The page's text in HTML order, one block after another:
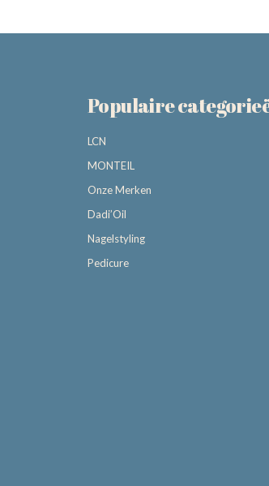
Populaire
LCN
MONTEIL
Onze Merken
Dadi’Oil
Nagelstyling
Pedicure